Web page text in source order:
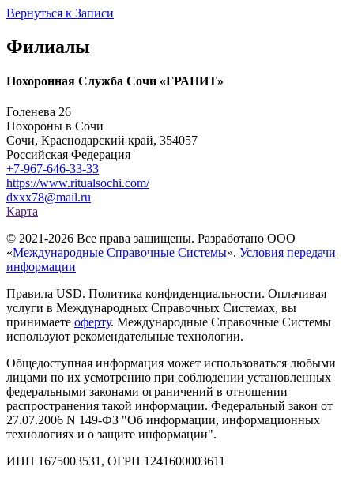
Вернуться к Записи
Филиалы
Похоронная Служба Сочи «ГРАНИТ»
Голенева 26
Похороны в Сочи
Сочи, Краснодарский край, 354057
Российская Федерация
+7-967-646-33-33
https://www.ritualsochi.com/
dxxx78@mail.ru
Карта
© 2021-2026 Все права защищены. Разработано ООО
«Международные Справочные Системы». Условия передачи
информации
Правила USD. Политика конфиденциальности. Оплачивая
услуги в Международных Справочных Системах, вы
принимаете оферту. Международные Справочные Системы
используют рекомендательные технологии.
Общедоступная информация может использоваться любыми
лицами по их усмотрению при соблюдении установленных
федеральными законами ограничений в отношении
распространения такой информации. Федеральный закон от
27.07.2006 N 149-ФЗ "Об информации, информационных
технологиях и о защите информации".
ИНН 1675003531, ОГРН 1241600003611